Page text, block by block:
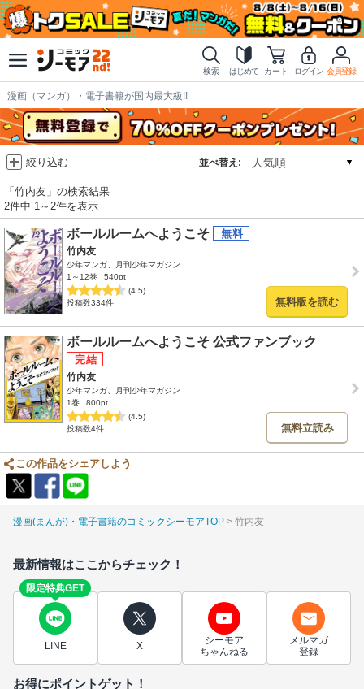
検索 はじめて カート ログイン 会員登録
漫画（マンガ）・電子書籍が国内最大級!!
並べ替え:
絞り込む
「竹内友」の検索結果
2件中 1～2件を表示
ボールルームへようこそ
竹内友
少年マンガ、月刊少年マガジン
1～12巻
540pt
(4.5)
投稿数334件
無料版を読む
ボールルームへようこそ 公式ファンブック
竹内友
少年マンガ、月刊少年マガジン
1巻
800pt
(4.5)
投稿数4件
無料立読み
この作品をシェアしよう
漫画(まんが)・電子書籍のコミックシーモアTOP 竹内友
最新情報はここからチェック！
限定特典GET
LINE X
シーモア
ちゃんねる
メルマガ
登録
お得にポイントゲット！